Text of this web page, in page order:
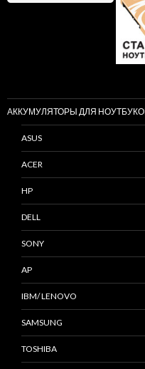
АККУМУЛЯТОРЫ ДЛЯ
ASUS
ACER
HP
DELL
SONY
AP
IBM/ LENOVO
SAMSUNG
TOSHIBA